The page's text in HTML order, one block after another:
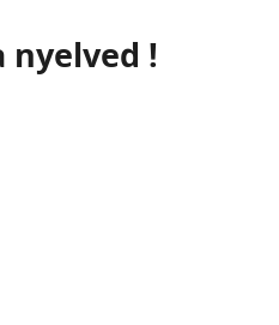
nyelved !